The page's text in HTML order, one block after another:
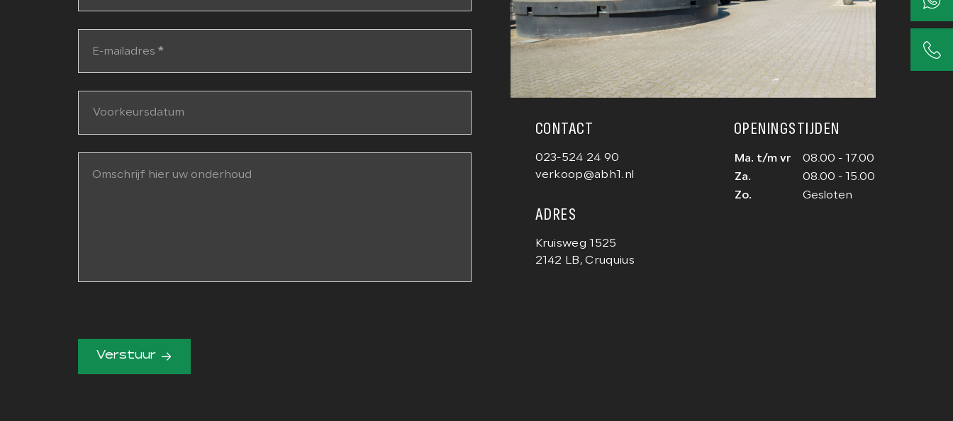
E-mailadres *
Omschrijf hier uw onderhoud
Verstuur
CONTACT
023-524 24 90
verkoop@abh1.nl
OPENINGSTIJDEN
Ma. t/m vr
08.00 - 17.00
Za.
08.00 - 15.00
Zo.
Gesloten
ADRES
Kruisweg 1525
2142 LB, Cruquius